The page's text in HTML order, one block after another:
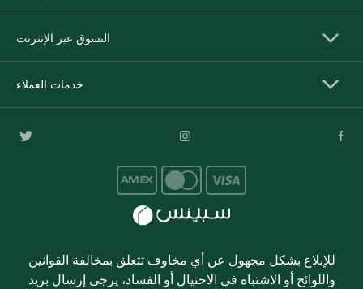
التسوق عبر الإنترنت
خدمات العملاء
للإبلاغ بشكل مجهول عن أي مخاوف تتعلق بمخالفة القوانين
واللوائح أو الاشتباه في الاحتيال أو الفساد، يرجى إرسال بريد